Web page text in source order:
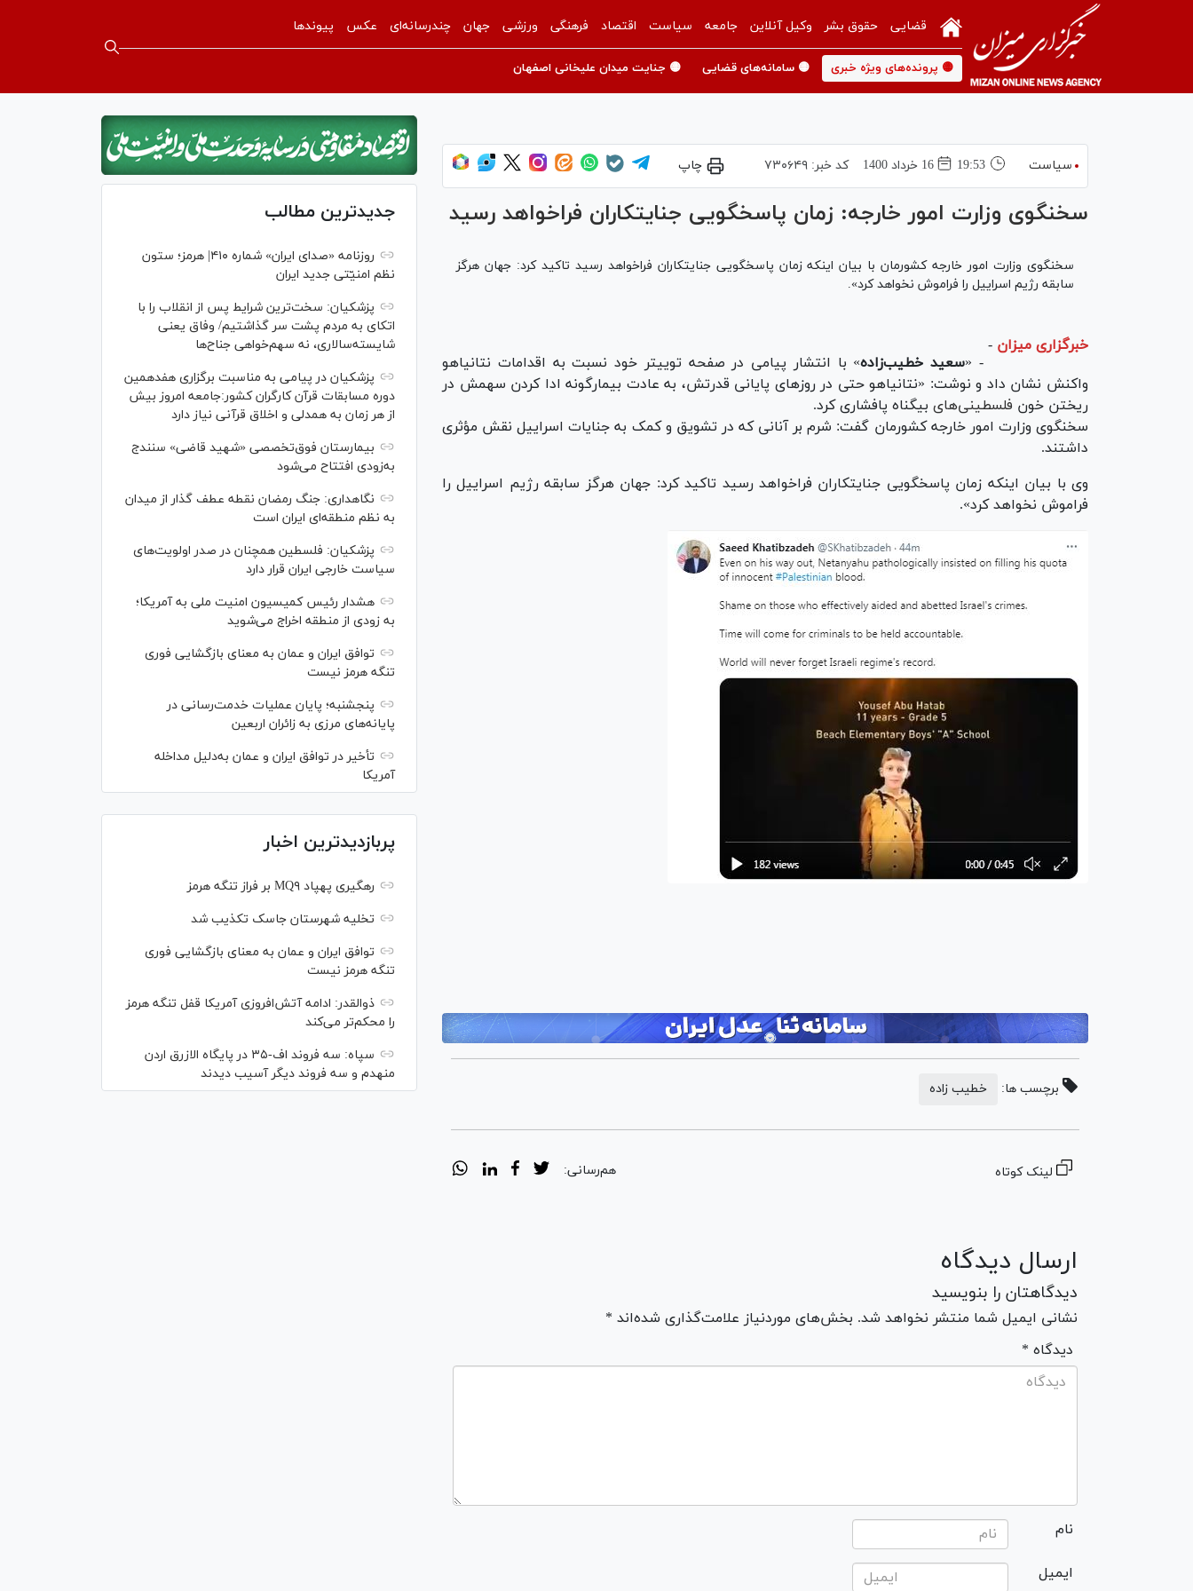
قضایی حقوق بشر وکیل آنلاین جامعه سیاست اقتصاد فرهنگی ورزشی جهان چندرسانه‌ای عکس پیوندها
🟡 پرونده‌های ویژه خبری 🟡 سامانه‌های قضایی 🟡 جنایت میدان علیخانی اصفهان
سیاست 19:53 16 خرداد 1400 کد خبر:۷۳۰۶۴۹ چاپ
سخنگوی وزارت امور خارجه: زمان پاسخگویی جنایتکاران فراخواهد رسید
سخنگوی وزارت امور خارجه کشورمان با بیان اینکه زمان پاسخگویی جنایتکاران فراخواهد رسید تاکید کرد: جهان هرگز
سابقه رژیم اسراییل را فراموش نخواهد کرد».
خبرگزاری میزان -
- «سعید خطیب‌زاده» با انتشار پیامی در صفحه توییتر خود نسبت به اقدامات نتانیاهو
واکنش نشان داد و نوشت: «نتانیاهو حتی در روزهای پایانی قدرتش، به عادت بیمارگونه‌ ادا کردن سهمش در
ریختن خون فلسطینی‌های بیگناه پافشاری کرد.
سخنگوی وزارت امور خارجه کشورمان گفت: شرم بر آنانی که در تشویق و کمک به جنایات اسراییل نقش مؤثری
داشتند.
وی با بیان اینکه زمان پاسخگویی جنایتکاران فراخواهد رسید تاکید کرد: جهان هرگز سابقه رژیم اسراییل را
فراموش نخواهد کرد».
برچسب ها: خطیب زاده
لینک کوتاه هم‌رسانی:
ارسال دیدگاه
دیدگاهتان را بنویسید
نشانی ایمیل شما منتشر نخواهد شد. بخش‌های موردنیاز علامت‌گذاری شده‌اند *
* دیدگاه
نام
ایمیل
جدیدترین مطالب
روزنامه «صدای ایران» شماره ۴۱۰| هرمز؛ ستون
نظم امنیّتی جدید ایران
پزشکیان: سخت‌ترین شرایط پس از انقلاب را با
اتکای به مردم پشت سر گذاشتیم/ وفاق یعنی
شایسته‌سالاری، نه سهم‌خواهی جناح‌ها
پزشکیان در پیامی به مناسبت برگزاری هفدهمین
دوره مسابقات قرآن کارگران کشور:جامعه امروز بیش
از هر زمان به همدلی و اخلاق قرآنی نیاز دارد
بیمارستان فوق‌تخصصی «شهید قاضی» سنندج
به‌زودی افتتاح می‌شود
نگاهداری: جنگ رمضان نقطه عطف گذار از میدان
به نظم منطقه‌ای ایران است
پزشکیان: فلسطین همچنان در صدر اولویت‌های
سیاست خارجی ایران قرار دارد
هشدار رئیس کمیسیون امنیت ملی به آمریکا؛
به زودی از منطقه اخراج می‌شوید
توافق ایران و عمان به معنای بازگشایی فوری
تنگه هرمز نیست
پنجشنبه؛ پایان ﻋﻤﻠﯿﺎﺕ ﺧﺪﻣﺖ‌ﺭﺳﺎﻧﯽ در
پایانه‌های مرزی ﺑﻪ ﺯﺍﺋﺮان ﺍﺭﺑﻌﯿﻦ
تأخیر در توافق ایران و عمان به‌دلیل مداخله
آمریکا
پربازدیدترین اخبار
رهگیری پهپاد MQ۹ بر فراز تنگه هرمز
تخلیه شهرستان جاسک تکذیب شد
توافق ایران و عمان به معنای بازگشایی فوری
تنگه هرمز نیست
ذوالقدر: ادامه آتش‌افروزی آمریکا قفل تنگه هرمز
را محکم‌تر می‌کند
سپاه: سه فروند اف-۳۵ در پایگاه الازرق اردن
منهدم و سه فروند دیگر آسیب دیدند